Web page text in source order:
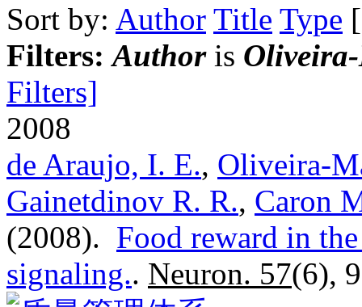
Sort by: Author Title Type
Filters:Authoris
Filters]
2008
de Araujo, I. E., Oliveira-
Gainetdinov R. R., Caron
(2008). Food reward in
signaling.. Neuron. 57(6),